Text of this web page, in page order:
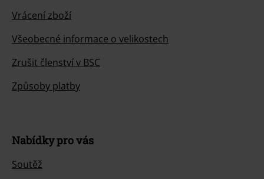
Vrácení zboží
Všeobecné informace o velikostech
Zrušit členství v BSC
Způsoby platby
Nabídky pro vás
Soutěž